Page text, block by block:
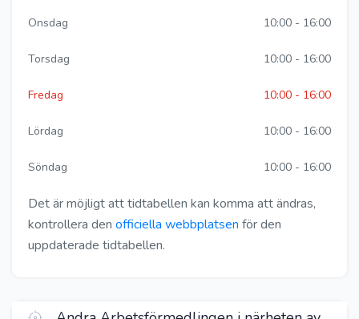
Onsdag 10:00 - 16:00
Torsdag 10:00 - 16:00
Fredag 10:00 - 16:00
Lördag 10:00 - 16:00
Söndag 10:00 - 16:00
Det är möjligt att tidtabellen kan komma att ändras,
kontrollera den officiella webbplatsen för den
uppdaterade tidtabellen.